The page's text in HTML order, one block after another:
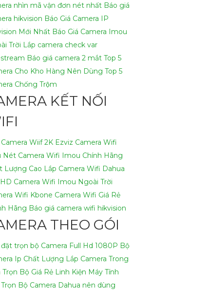
nhìn mã vận đơn nét nhất Báo giá
hikvision Báo Giá Camera IP
Mới Nhất Báo Giá Camera Imou
Trời Lắp camera check var
Báo giá camera 2 mắt Top 5
Cho Kho Hàng Nên Dùng Top 5
Chống Trộm
KẾT NỐI
Wiif 2K Ezviz Camera Wifi
Nét Camera Wifi Imou Chính Hãng
Lượng Cao Lắp Camera Wifi Dahua
Camera Wifi Imou Ngoài Trời
Wifi Kbone Camera Wifi Giá Rẻ
Hãng Báo giá camera wifi hikvision
THEO GÓI
đặt trọn bộ Camera Full Hd 1080P Bộ
Ip Chất Lượng Lắp Camera Trong
Trọn Bộ Giá Rẻ Linh Kiện Máy Tính
Trọn Bộ Camera Dahua nên dùng